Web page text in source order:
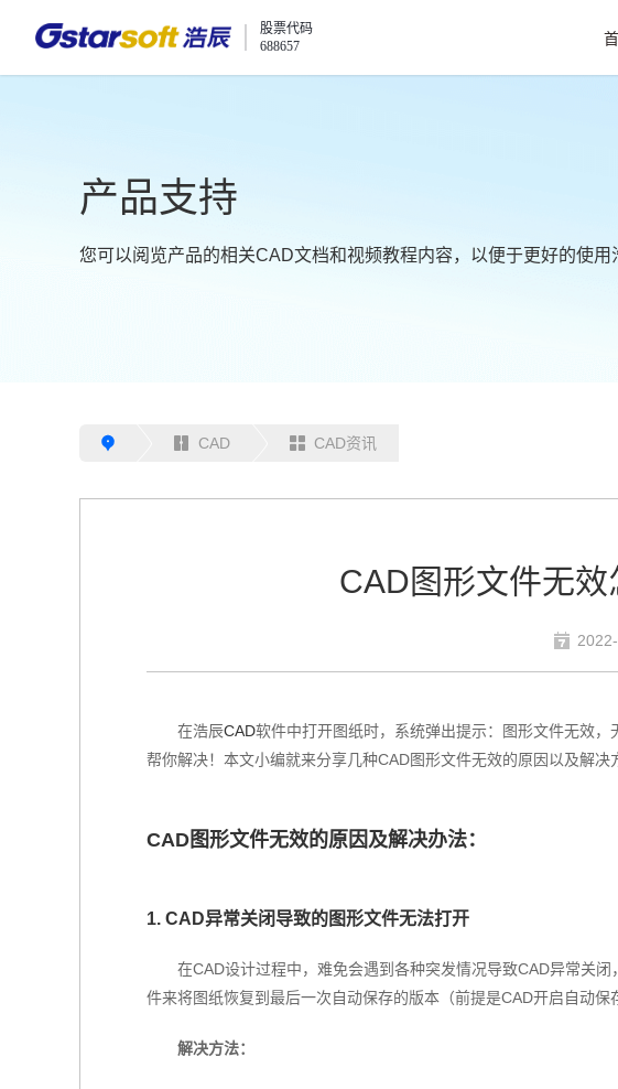
股票代码
688657
产品支持
您可以阅览产品的相关CAD文档和视频教程内容，以便于更好的使用
CAD CAD资讯
CAD图形文件无
在浩辰CAD软件中打开图纸时，系统弹出提示：图形文件无效
帮你解决！本文小编就来分享几种CAD图形文件无效的原因以及解决
CAD图形文件无效的原因及解决办法：
1. CAD异常关闭导致的图形文件无法打开
在CAD设计过程中，难免会遇到各种突发情况导致CAD异常关
件来将图纸恢复到最后一次自动保存的版本（前提是CAD开启自动
解决方法：